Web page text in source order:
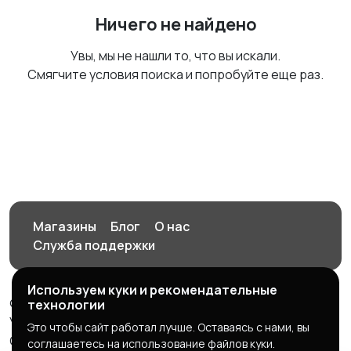
Ничего не найдено
Увы, мы не нашли то, что вы искали.
Смягчите условия поиска и попробуйте еще раз.
Магазины Блог
О нас
Служба поддержки
© 2026 Орен-АЙ - Авто | Недвижимость | Работа |
Услуги
Создал Карусов Е.С ООО "ЦПК" ИНН 5609203278 ОГРН
Используем куки и рекомендательные
технологии
Это чтобы сайт работал лучше. Оставаясь с нами, вы
соглашаетесь на использование файлов куки.